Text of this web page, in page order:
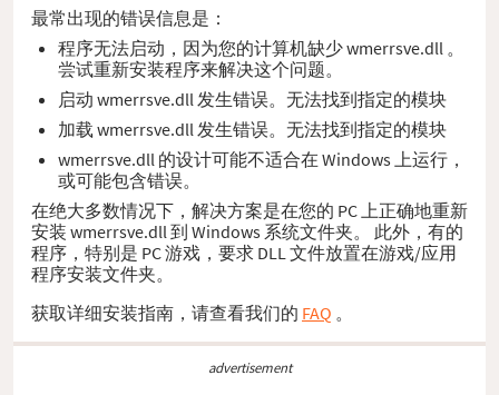
最常出现的错误信息是：
程序无法启动，因为您的计算机缺少 wmerrsve.dll 。
尝试重新安装程序来解决这个问题。
启动 wmerrsve.dll 发生错误。无法找到指定的模块
加载 wmerrsve.dll 发生错误。无法找到指定的模块
wmerrsve.dll 的设计可能不适合在 Windows 上运行，
或可能包含错误。
在绝大多数情况下，解决方案是在您的 PC 上正确地重新
安装 wmerrsve.dll 到 Windows 系统文件夹。 此外，有的
程序，特别是 PC 游戏，要求 DLL 文件放置在游戏/应用
程序安装文件夹。
获取详细安装指南，请查看我们的 FAQ 。
advertisement